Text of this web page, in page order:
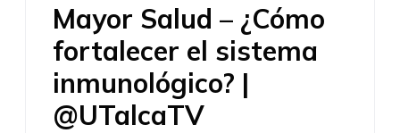
Mayor Salud – ¿Cómo
fortalecer el sistema
inmunológico? |
@UTalcaTV